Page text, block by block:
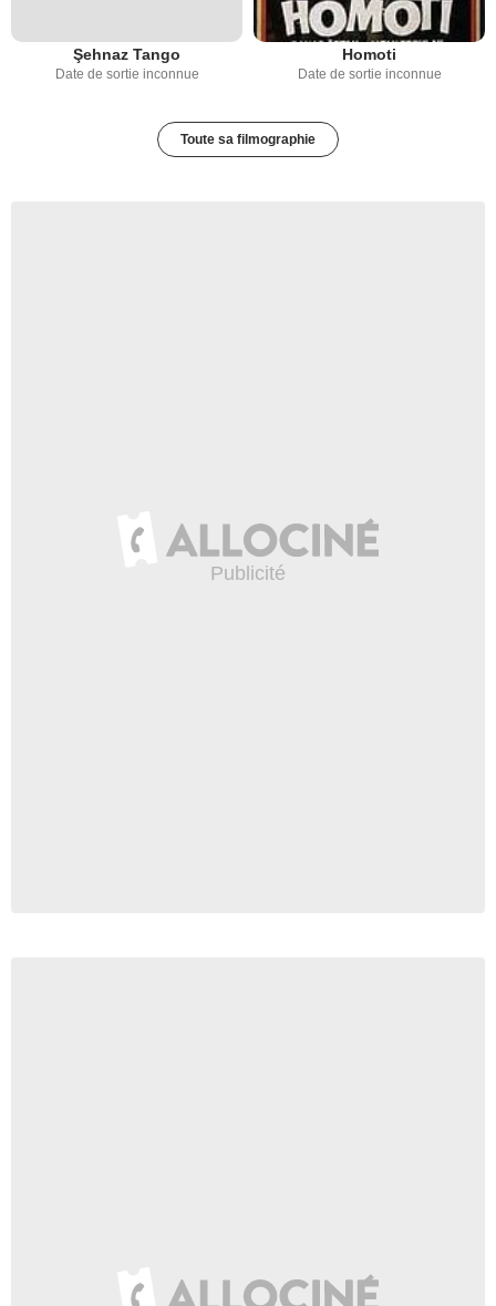
Şehnaz Tango
Date de sortie inconnue
Homoti
Date de sortie inconnue
Toute sa filmographie